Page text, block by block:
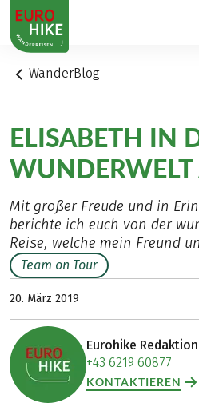
1
WanderBlog
ELISABETH IN
WUNDERWELT
Mit großer Freude und in
berichte ich euch von der
Reise, welche mein Freund
Team on Tour
20. März 2019
Eurohike Redaktion
+43 6219 60877
KONTAKTIEREN